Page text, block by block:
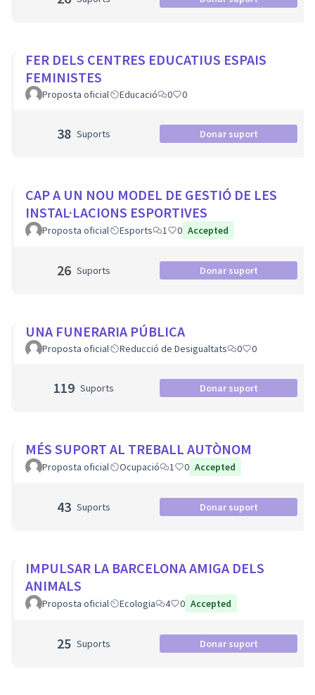
FER DELS CENTRES EDUCATIUS ESPAIS
FEMINISTES
Proposta oficial Educació 0 0
38 Suports Donar suport
CAP A UN NOU MODEL DE GESTIÓ DE LES
INSTAL·LACIONS ESPORTIVES
Proposta oficial Esports 1 0 Accepted
26 Suports Donar suport
UNA FUNERARIA PÚBLICA
Proposta oficial Reducció de Desigualtats 0 0
119 Suports Donar suport
MÉS SUPORT AL TREBALL AUTÒNOM
Proposta oficial Ocupació 1 0 Accepted
43 Suports Donar suport
IMPULSAR LA BARCELONA AMIGA DELS
ANIMALS
Proposta oficial Ecologia 4 0 Accepted
25 Suports Donar suport